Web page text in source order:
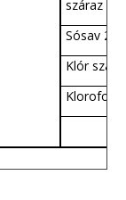
száraz
Sósav
Klór
Kloroform